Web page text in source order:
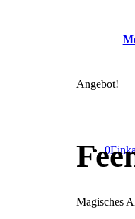
0
Angebot!
Magisches